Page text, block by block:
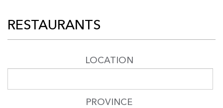
RESTAURANTS
LOCATION
PROVINCE